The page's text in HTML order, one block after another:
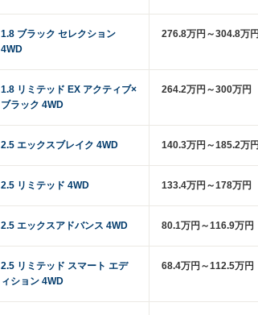
1.8 ブラック セレクション
4WD
276.8万円～304.8万円
1.8 リミテッド EX アクティブ×
ブラック 4WD
264.2万円～300万円
2.5 エックスブレイク 4WD 140.3万円～185.2万円
2.5 リミテッド 4WD 133.4万円～178万円
2.5 エックスアドバンス 4WD 80.1万円～116.9万円
2.5 リミテッド スマート エデ
ィション 4WD
68.4万円～112.5万円